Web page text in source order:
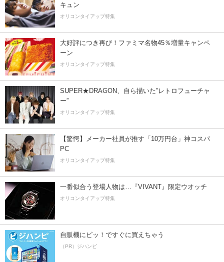
キュン
オリコンタイアップ特集
大好評につき再び！ファミマ名物45％増量キャンペ
ーン
オリコンタイアップ特集
SUPER★DRAGON、自ら描いた”レトロフューチャ
ー”
オリコンタイアップ特集
【驚愕】メーカー社員が推す「10万円台」神コスパ
PC
オリコンタイアップ特集
一番似合う登場人物は…『VIVANT』限定ウオッチ
オリコンタイアップ特集
自販機にピッ！ですぐに買えちゃう
（PR）ジハンピ